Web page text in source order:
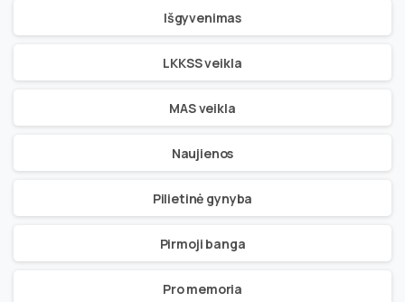
Išgyvenimas
LKKSS veikla
MAS veikla
Naujienos
Pilietinė gynyba
Pirmoji banga
Pro memoria